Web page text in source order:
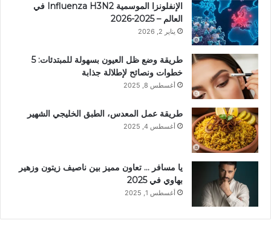
الإنفلونزا الموسمية Influenza H3N2 في
العالم – 2025-2026
يناير 2, 2026
طريقة وضع ظل العيون بسهولة للمبتدئات: 5
خطوات ونصائح لإطلالة جذابة
أغسطس 8, 2025
طريقة عمل المعدس، الطبق الخليجي الشهير
أغسطس 4, 2025
يا مسافر … تعاون مميز بين ناصيف زيتون وزهير
بهاوي في 2025
أغسطس 1, 2025